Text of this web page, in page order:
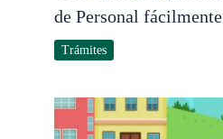
de Personal fácilmente
Trámites